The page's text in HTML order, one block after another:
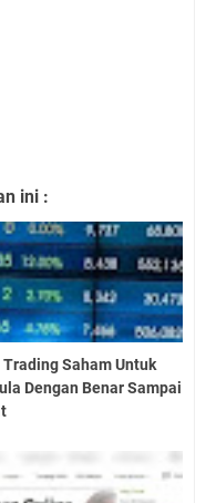
ini :
Trading Saham Untuk
Dengan Benar Sampai